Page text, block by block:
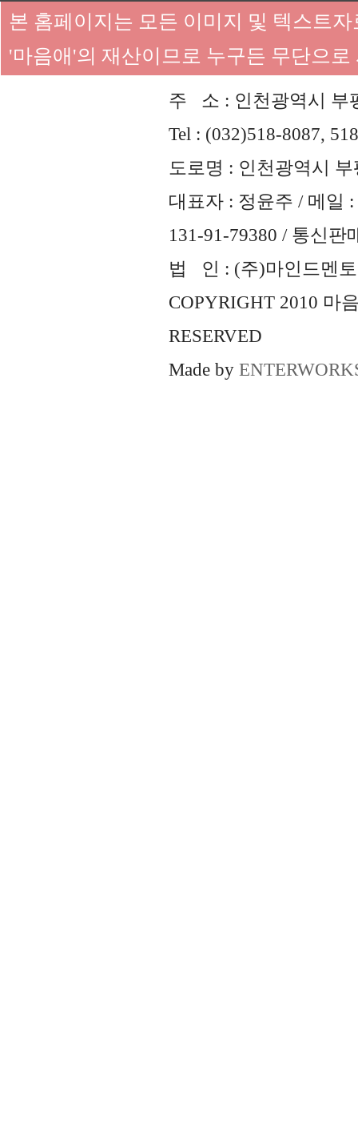
본 홈페이지는 모든 이미지 및 텍스트
'마음애'의 재산이므로 누구든 무단으
주 소 : 인천광역시 부
Tel : (032)518-8087,
도로명 : 인천광역시
대표자 : 정윤주 / 메일 :
131-91-79380 / 통신판
법 인 : (주)마인드멘토
COPYRIGHT 2010 마
RESERVED
Made by